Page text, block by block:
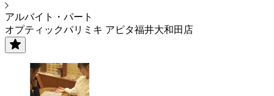
アルバイト・パート
オプティックパリミキ アピタ福井大和田店